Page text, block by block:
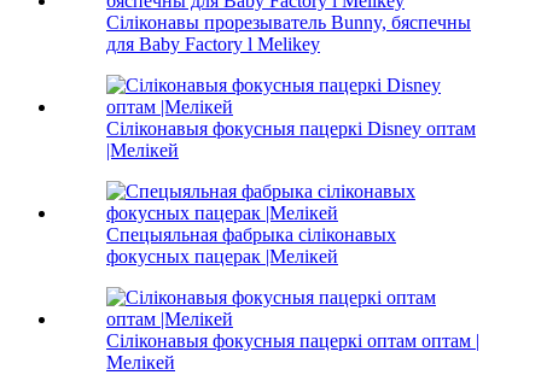
Сіліконавы прорезыватель Bunny, бяспечны
для Baby Factory l Melikey
Сіліконавыя фокусныя пацеркі Disney оптам
|Мелікей
Спецыяльная фабрыка сіліконавых
фокусных пацерак |Мелікей
Сіліконавыя фокусныя пацеркі оптам оптам |
Мелікей